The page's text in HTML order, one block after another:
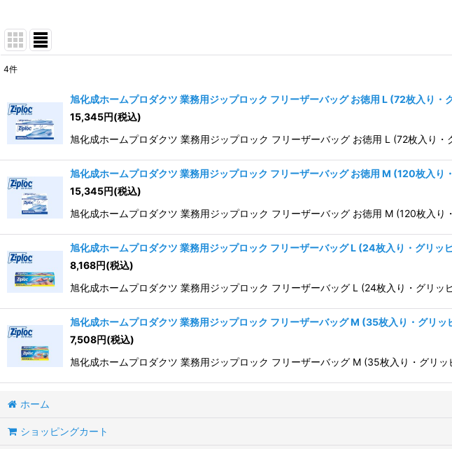
並び順:
4件
旭化成ホームプロダクツ 業務用ジップロック フリーザーバッグ お徳用 L (72枚入り
15,345円(税込)
旭化成ホームプロダクツ 業務用ジップロック フリーザーバッグ お徳用 L (72枚入
旭化成ホームプロダクツ 業務用ジップロック フリーザーバッグ お徳用 M (120枚入
15,345円(税込)
旭化成ホームプロダクツ 業務用ジップロック フリーザーバッグ お徳用 M (120枚
旭化成ホームプロダクツ 業務用ジップロック フリーザーバッグ L (24枚入り・グリ
8,168円(税込)
旭化成ホームプロダクツ 業務用ジップロック フリーザーバッグ L (24枚入り・グリ
旭化成ホームプロダクツ 業務用ジップロック フリーザーバッグ M (35枚入り・グリ
7,508円(税込)
旭化成ホームプロダクツ 業務用ジップロック フリーザーバッグ M (35枚入り・グ
ホーム
ショッピングカート